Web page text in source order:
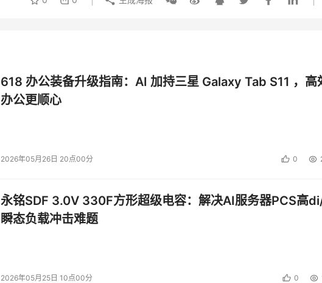
618 办公装备升级指南：AI 加持三星 Galaxy Tab S11 ，高
办公更顺心
2026年05月26日 20点00分 0
永铭SDF 3.0V 330F方形超级电容：解决AI服务器PCS高
瞬态负载冲击难题
2026年05月25日 10点00分 0